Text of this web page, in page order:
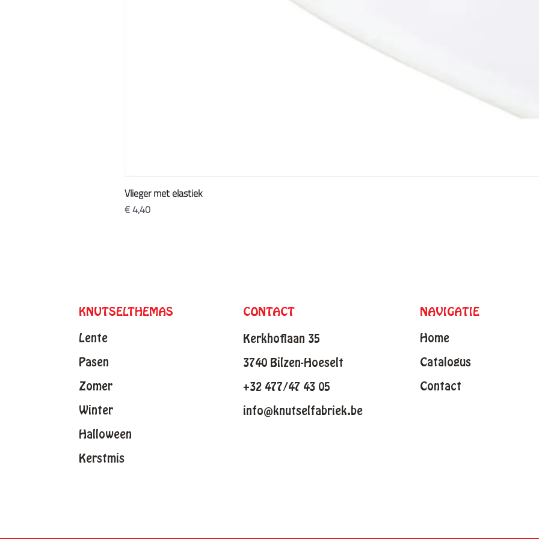
Vlieger met elastiek
Prijs
€ 4,40
KNUTSELTHEMAS
Lente
Pasen
Zomer
Winter
Halloween
Kerstmis
CONTACT
Kerkhoflaan 35
3740 Bilzen-Hoeselt
+32 477/47 43 05
info@knutselfabriek.be
NAVIGATIE
Home
Catalogus
Contact